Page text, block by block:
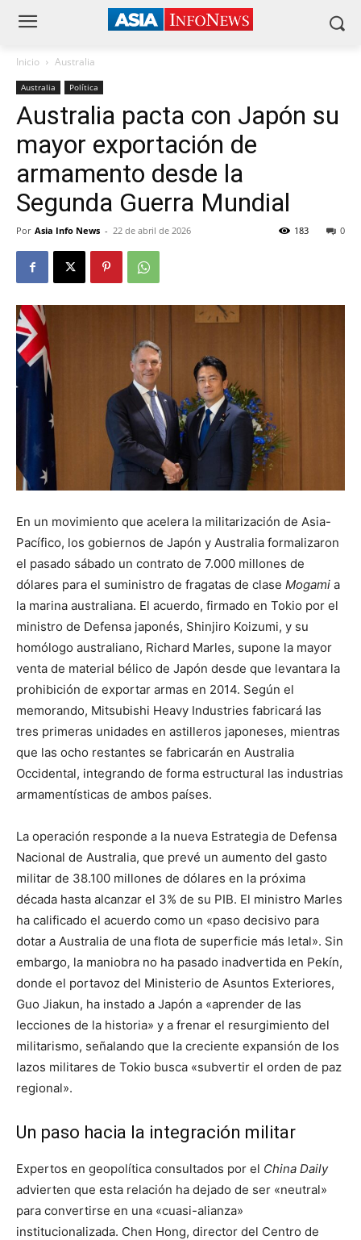
Inicio Australia
Australia Política
Australia pacta con Japón su
mayor exportación de
armamento desde la
Segunda Guerra Mundial
Por Asia Info News - 22 de abril de 2026 0
183
En un movimiento que acelera la militarización de Asia-
Pacífico, los gobiernos de Japón y Australia formalizaron
el pasado sábado un contrato de 7.000 millones de
dólares para el suministro de fragatas de clase Mogami a
la marina australiana. El acuerdo, firmado en Tokio por el
ministro de Defensa japonés, Shinjiro Koizumi, y su
homólogo australiano, Richard Marles, supone la mayor
venta de material bélico de Japón desde que levantara la
prohibición de exportar armas en 2014. Según el
memorando, Mitsubishi Heavy Industries fabricará las
tres primeras unidades en astilleros japoneses, mientras
que las ocho restantes se fabricarán en Australia
Occidental, integrando de forma estructural las industrias
armamentísticas de ambos países.
La operación responde a la nueva Estrategia de Defensa
Nacional de Australia, que prevé un aumento del gasto
militar de 38.100 millones de dólares en la próxima
década hasta alcanzar el 3% de su PIB. El ministro Marles
ha calificado el acuerdo como un «paso decisivo para
dotar a Australia de una flota de superficie más letal». Sin
embargo, la maniobra no ha pasado inadvertida en Pekín,
donde el portavoz del Ministerio de Asuntos Exteriores,
Guo Jiakun, ha instado a Japón a «aprender de las
lecciones de la historia» y a frenar el resurgimiento del
militarismo, señalando que la creciente expansión de los
lazos militares de Tokio busca «subvertir el orden de paz
regional».
Un paso hacia la integración militar
Expertos en geopolítica consultados por el China Daily
advierten que esta relación ha dejado de ser «neutral»
para convertirse en una «cuasi-alianza»
institucionalizada. Chen Hong, director del Centro de